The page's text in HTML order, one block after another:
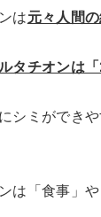
は元々人間
タチオンは
シミができ
は「食事」